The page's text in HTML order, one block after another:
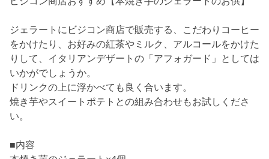
ジェラートにビジコン商店で販売する、こだわりコーヒー
をかけたり、お好みの紅茶やミルク、アルコールをかけた
りして、イタリアンデザートの「アフォガード」としては
いかがでしょうか。
ドリンクの上に浮かべても良く合います。
焼き芋やスイートポテトとの組み合わせもお試しくださ
い。
■内容